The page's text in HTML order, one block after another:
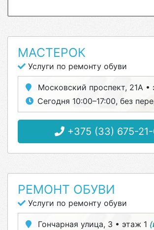
МАСТЕРОК
Услуги по ремонту обуви
Московский проспект, 21А •
Сегодня 10:00–17:00, без
+375 (33) 675-
РЕМОНТ ОБУВИ
Услуги по ремонту обуви
Гончарная улица, 3 • этаж 1